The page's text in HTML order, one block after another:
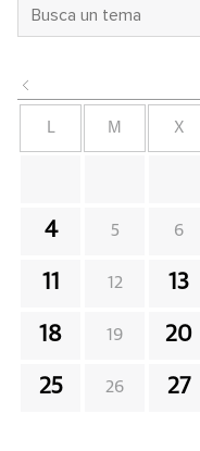
L M X
4 5 6
11 12 13
18 19 20
25 26 27